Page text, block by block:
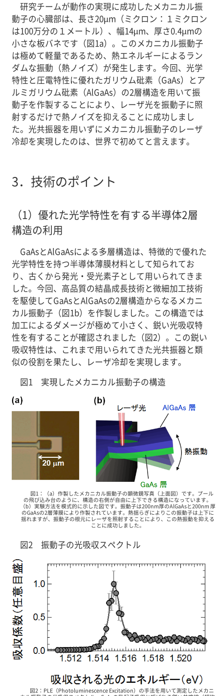
研究チームが動作の実現に成功したメカニカル振
動子の心臓部は、長さ20µm（ミクロン：１ミクロン
は100万分の１メートル）、幅14µm、厚さ0.4µmの
小さな板バネです（図1a）。このメカニカル振動子
は極めて軽量であるため、熱エネルギーによるラン
ダムな振動（熱ノイズ）が発生します。今回、光学
特性と圧電特性に優れたガリウム砒素（GaAs）とア
ルミガリウム砒素（AlGaAs）の2層構造を用いて振
動子を作製することにより、レーザ光を振動子に照
射するだけで熱ノイズを抑えることに成功しまし
た。光共振器を用いずにメカニカル振動子のレーザ
冷却を実現したのは、世界で初めてと言えます。
3． 技術のポイント
（1） 優れた光学特性を有する半導体2層
構造の利用
GaAsとAlGaAsによる多層構造は、特徴的で優れた
光学特性を持つ半導体薄膜材料として知られてお
り、古くから発光・受光素子として用いられてきま
した。今回、高品質の結晶成長技術と微細加工技術
を駆使してGaAsとAlGaAsの2層構造からなるメカニ
カル振動子（図1b）を作製しました。この構造では
加工によるダメージが極めて小さく、鋭い光吸収特
性を有することが確認されました（図2）。この鋭い
吸収特性は、これまで用いられてきた光共振器と類
似の役割を果たし、レーザ冷却を実現します。
図1 実現したメカニカル振動子の構造
図1：（a）作製したメカニカル振動子の顕微鏡写真（上面図）です。プール
の飛び込み台のように、構造の右側が自由に上下できる構造になっています。
（b）実験方法を模式的に示した図です。振動子は200nm厚のAlGaAsと200nm 厚
のGaAsの2層薄膜により作製されています。熱揺らぎによりこの振動子は上下に
揺れますが、振動子の根元にレーザを照射することにより、この熱振動を抑える
ことに成功しました。
図2 振動子の光吸収スペクトル
図2：PLE（Photoluminescence Excitation）の手法を用いて測定したメカニ